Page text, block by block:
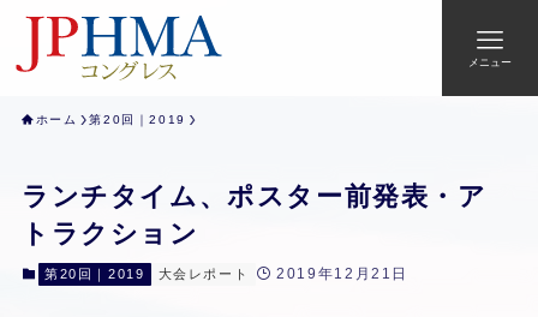
メニュー
ホーム 第20回｜2019
ランチタイム、ポスター前発表・ア
トラクション
第20回｜2019 大会レポート 2019年12月21日